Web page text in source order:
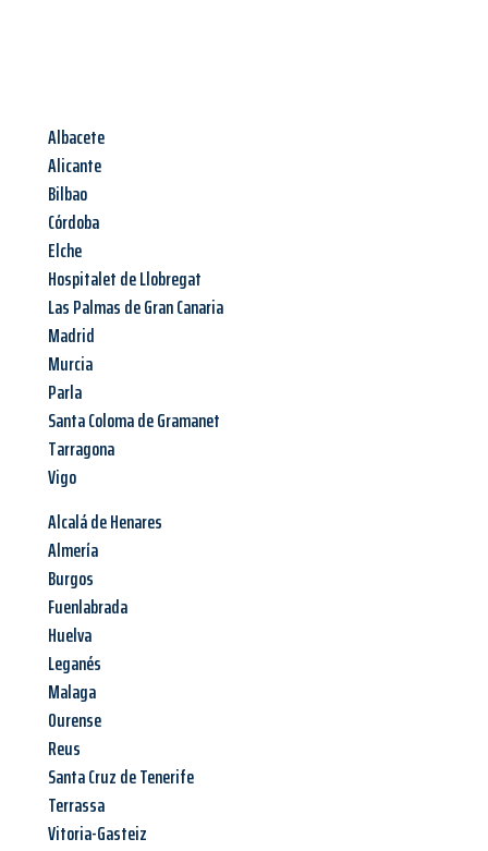
Albacete
Alicante
Bilbao
Córdoba
Elche
Hospitalet de Llobregat
Las Palmas de Gran Canaria
Madrid
Murcia
Parla
Santa Coloma de Gramanet
Tarragona
Vigo
Alcalá de Henares
Almería
Burgos
Fuenlabrada
Huelva
Leganés
Malaga
Ourense
Reus
Santa Cruz de Tenerife
Terrassa
Vitoria-Gasteiz